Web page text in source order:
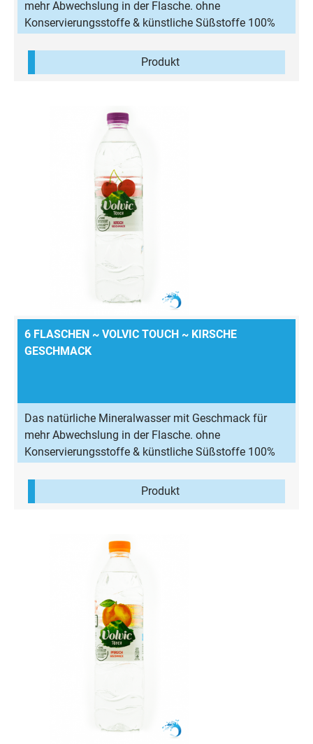
mehr Abwechslung in der Flasche. ohne
Konservierungsstoffe & künstliche Süßstoffe 100%
Produkt
6 FLASCHEN ~ VOLVIC TOUCH ~ KIRSCHE
GESCHMACK
Das natürliche Mineralwasser mit Geschmack für
mehr Abwechslung in der Flasche. ohne
Konservierungsstoffe & künstliche Süßstoffe 100%
Produkt